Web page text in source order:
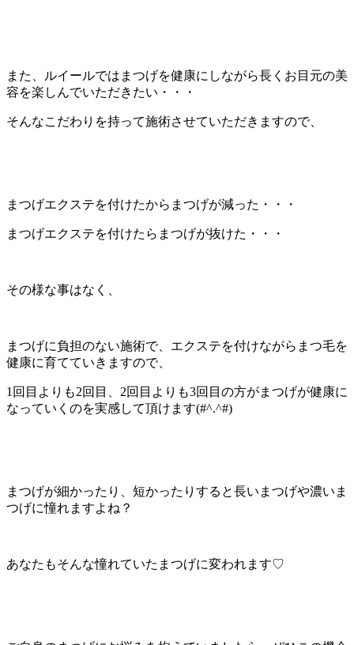
また、ルイールではまつげを健康にしながら長くお目元の美
容を楽しんでいただきたい・・・
そんなこだわりを持って施術させていただきますので、
まつげエクステを付けたからまつげが減った・・・
まつげエクステを付けたらまつげが抜けた・・・
その様な事はなく、
まつげに負担のない施術で、エクステを付けながらまつ毛を
健康に育てていきますので、
1回目よりも2回目、2回目よりも3回目の方がまつげが健康に
なっていくのを実感して頂けます(#^.^#)
まつげが細かったり、短かったりすると長いまつげや濃いま
つげに憧れますよね？
あなたもそんな憧れていたまつげに変われます♡